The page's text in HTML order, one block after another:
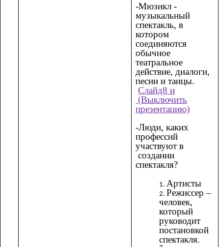
-Мюзикл -
музыкальный
спектакль, в
котором
соединяются
обычное
театральное
действие, диалоги,
песни и танцы.
Слайд8 и
(Выключить
презентацию)
-Люди, каких
профессий
участвуют в
создании
спектакля?
Артисты
Режиссер –
человек,
который
руководит
постановкой
спектакля.